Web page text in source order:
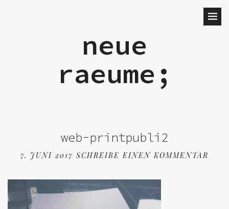
neue
raeume;
web-printpubli2
7. JUNI 2017 SCHREIBE EINEN KOMMENTAR